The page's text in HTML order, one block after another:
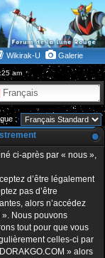
Wikirak-U Galerie
am
Français
:
ci-après par « nous »,
d’être légalement
pas d’être
alors n’accédez
». Nous pouvons
tout pour que vous
celles-ci par
» alors